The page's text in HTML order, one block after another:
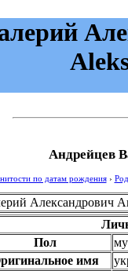
Андрейцев
по датам рождения›
Александрович
Пол
имя